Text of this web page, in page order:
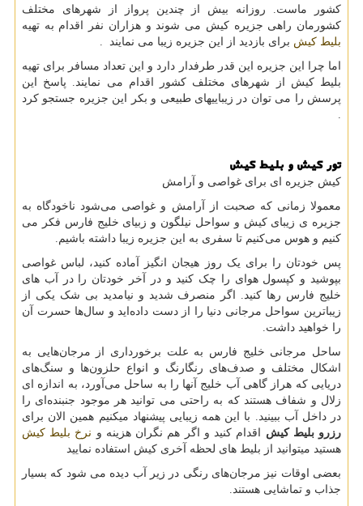
کشور ماست. روزانه بیش از چندین پرواز از شهرهای مختلف
کشورمان راهی جزیره کیش می شوند و هزاران نفر اقدام به تهیه
بلیط کیش برای بازدید از این جزیره زیبا می نمایند .
اما چرا این جزیره این قدر طرفدار دارد و این تعداد مسافر برای تهیه
بلیط کیش از شهرهای مختلف کشور اقدام می نمایند. پاسخ این
پرسش را می توان در زیباییهای طبیعی و بکر این جزیره جستجو کرد
تور کیش و بلیط کیش
کیش جزیره ای برای غواصی و آرامش
معمولا زمانی که صحبت از آرامش و غواصی می‌شود ناخودگاه به
جزیره ی زیبای کیش و سواحل نیلگون و زبیای خلیج فارس فکر می
کنیم و هوس می‌کنیم تا سفری به این جزیره زیبا داشته باشیم.
پس خودتان را برای یک روز هیجان انگیز آماده کنید، لباس غواصی
بپوشید و کپسول هوای را چک کنید و در آخر خودتان را در آب های
خلیج فارس رها کنید. اگر منصرف شدید و نیامدید بی شک یکی از
زیباترین سواحل مرجانی دنیا را از دست داده‌اید و سال‌ها حسرت آن
را خواهید داشت.
ساحل مرجانی خلیج فارس به علت برخورداری از مرجان‌هایی به
اشکال مختلف و صدف‌های رنگارنگ و انواع حلزون‌ها و سنگ‌های
دریایی که هراز گاهی آب خلیج آنها را به ساحل می‌آورد، به اندازه ای
زلال و شفاف هستند که به راحتی می توانید هر موجود جنبنده‌ای را
در داخل آب ببینید. با این همه زیبایی پیشنهاد میکنیم همین الان برای
رزرو بلیط کیش اقدام کنید و اگر هم نگران هزینه و نرخ بلیط کیش
هستید میتوانید از بلیط های لحظه آخری کیش استفاده نمایید
بعضی اوقات نیز مرجان‌های رنگی در زیر آب دیده می شود که بسیار
جذاب و تماشایی هستند.